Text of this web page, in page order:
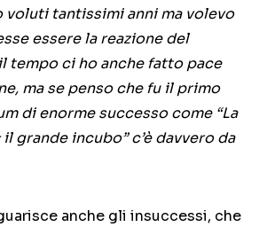
voluti tantissimi anni ma volevo
essere la reazione del
tempo ci ho anche fatto pace
ma se penso che fu il primo
di enorme successo come “La
grande incubo” c’è davvero da
anche gli insuccessi, che